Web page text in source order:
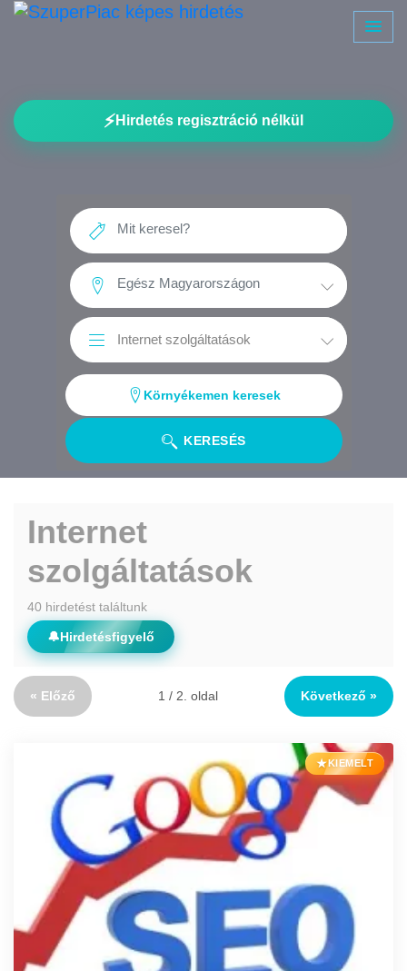
⚡Hirdetés regisztráció nélkül
KERESÉS
Környékemen keresek
Internet
szolgáltatások
40 hirdetést találtunk
🔔Hirdetésfigyelő
« Előző 1 / 2. oldal Következő »
★KIEMELT